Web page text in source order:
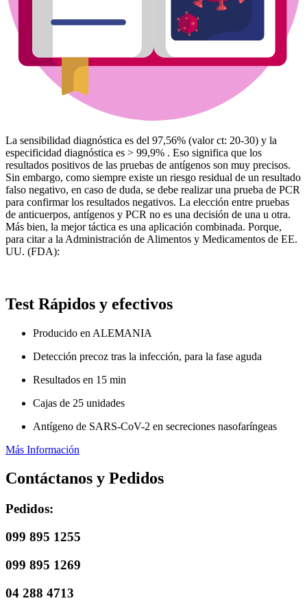
La sensibilidad diagnóstica es del 97,56% (valor ct: 20-30) y la
especificidad diagnóstica es > 99,9% . Eso significa que los
resultados positivos de las pruebas de antígenos son muy precisos.
Sin embargo, como siempre existe un riesgo residual de un resultado
falso negativo, en caso de duda, se debe realizar una prueba de PCR
para confirmar los resultados negativos. La elección entre pruebas
de anticuerpos, antígenos y PCR no es una decisión de una u otra.
Más bien, la mejor táctica es una aplicación combinada. Porque,
para citar a la Administración de Alimentos y Medicamentos de EE.
UU. (FDA):
Test Rápidos y efectivos
Producido en ALEMANIA
Detección precoz tras la infección, para la fase aguda
Resultados en 15 min
Cajas de 25 unidades
Antígeno de SARS-CoV-2 en secreciones nasofaríngeas
Más Información
Contáctanos y Pedidos
Pedidos:
099 895 1255
099 895 1269
04 288 4713